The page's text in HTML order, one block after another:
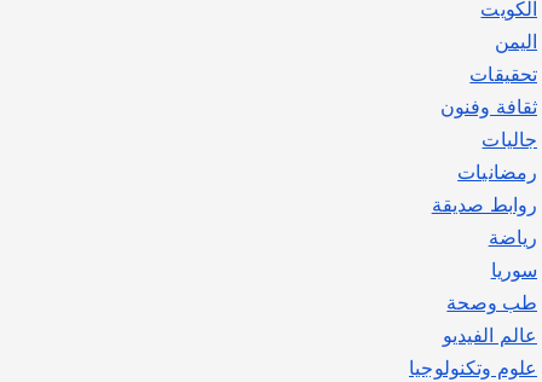
الكويت
اليمن
تحقيقات
ثقافة وفنون
جاليات
رمضانيات
روابط صديقة
رياضة
سوريا
طب وصحة
عالم الفيديو
علوم وتكنولوجيا